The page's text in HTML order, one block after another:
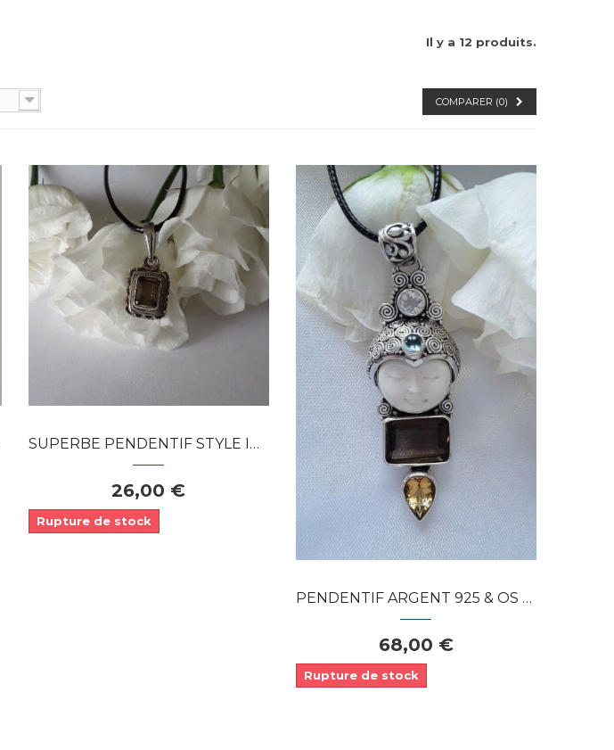
Il y a 12 produits.
COMPARER (0)
Dans mon panier
APERÇU RAPIDE
SUPERBE PENDENTIF STYLE INDE ARGENT 925...
26,00 €
Rupture de stock
Dans mon panier
APERÇU RAPIDE
PENDENTIF ARGENT 925 & OS SCULPTÉ QUARTZ...
68,00 €
Rupture de stock